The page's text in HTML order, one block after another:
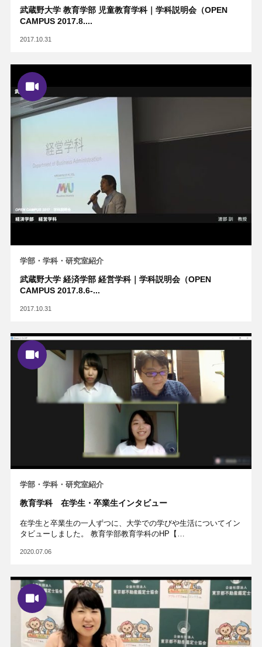
武蔵野大学 教育学部 児童教育学科｜学科説明会（OPEN
CAMPUS 2017.8....
2017.10.31
学部・学科・研究室紹介
武蔵野大学 経済学部 経営学科｜学科説明会（OPEN
CAMPUS 2017.8.6-...
2017.10.31
学部・学科・研究室紹介
教育学科 在学生・卒業生インタビュー
在学生と卒業生の一人ずつに、大学での学びや生活についてイン
タビューしました。 教育学部教育学科のHP【…
2020.07.06